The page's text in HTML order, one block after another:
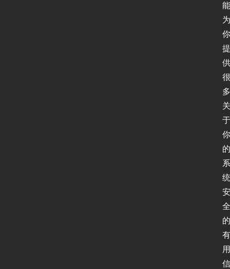
能
为
你
提
供
很
多
关
于
你
的
系
统
安
全
的
有
用
信